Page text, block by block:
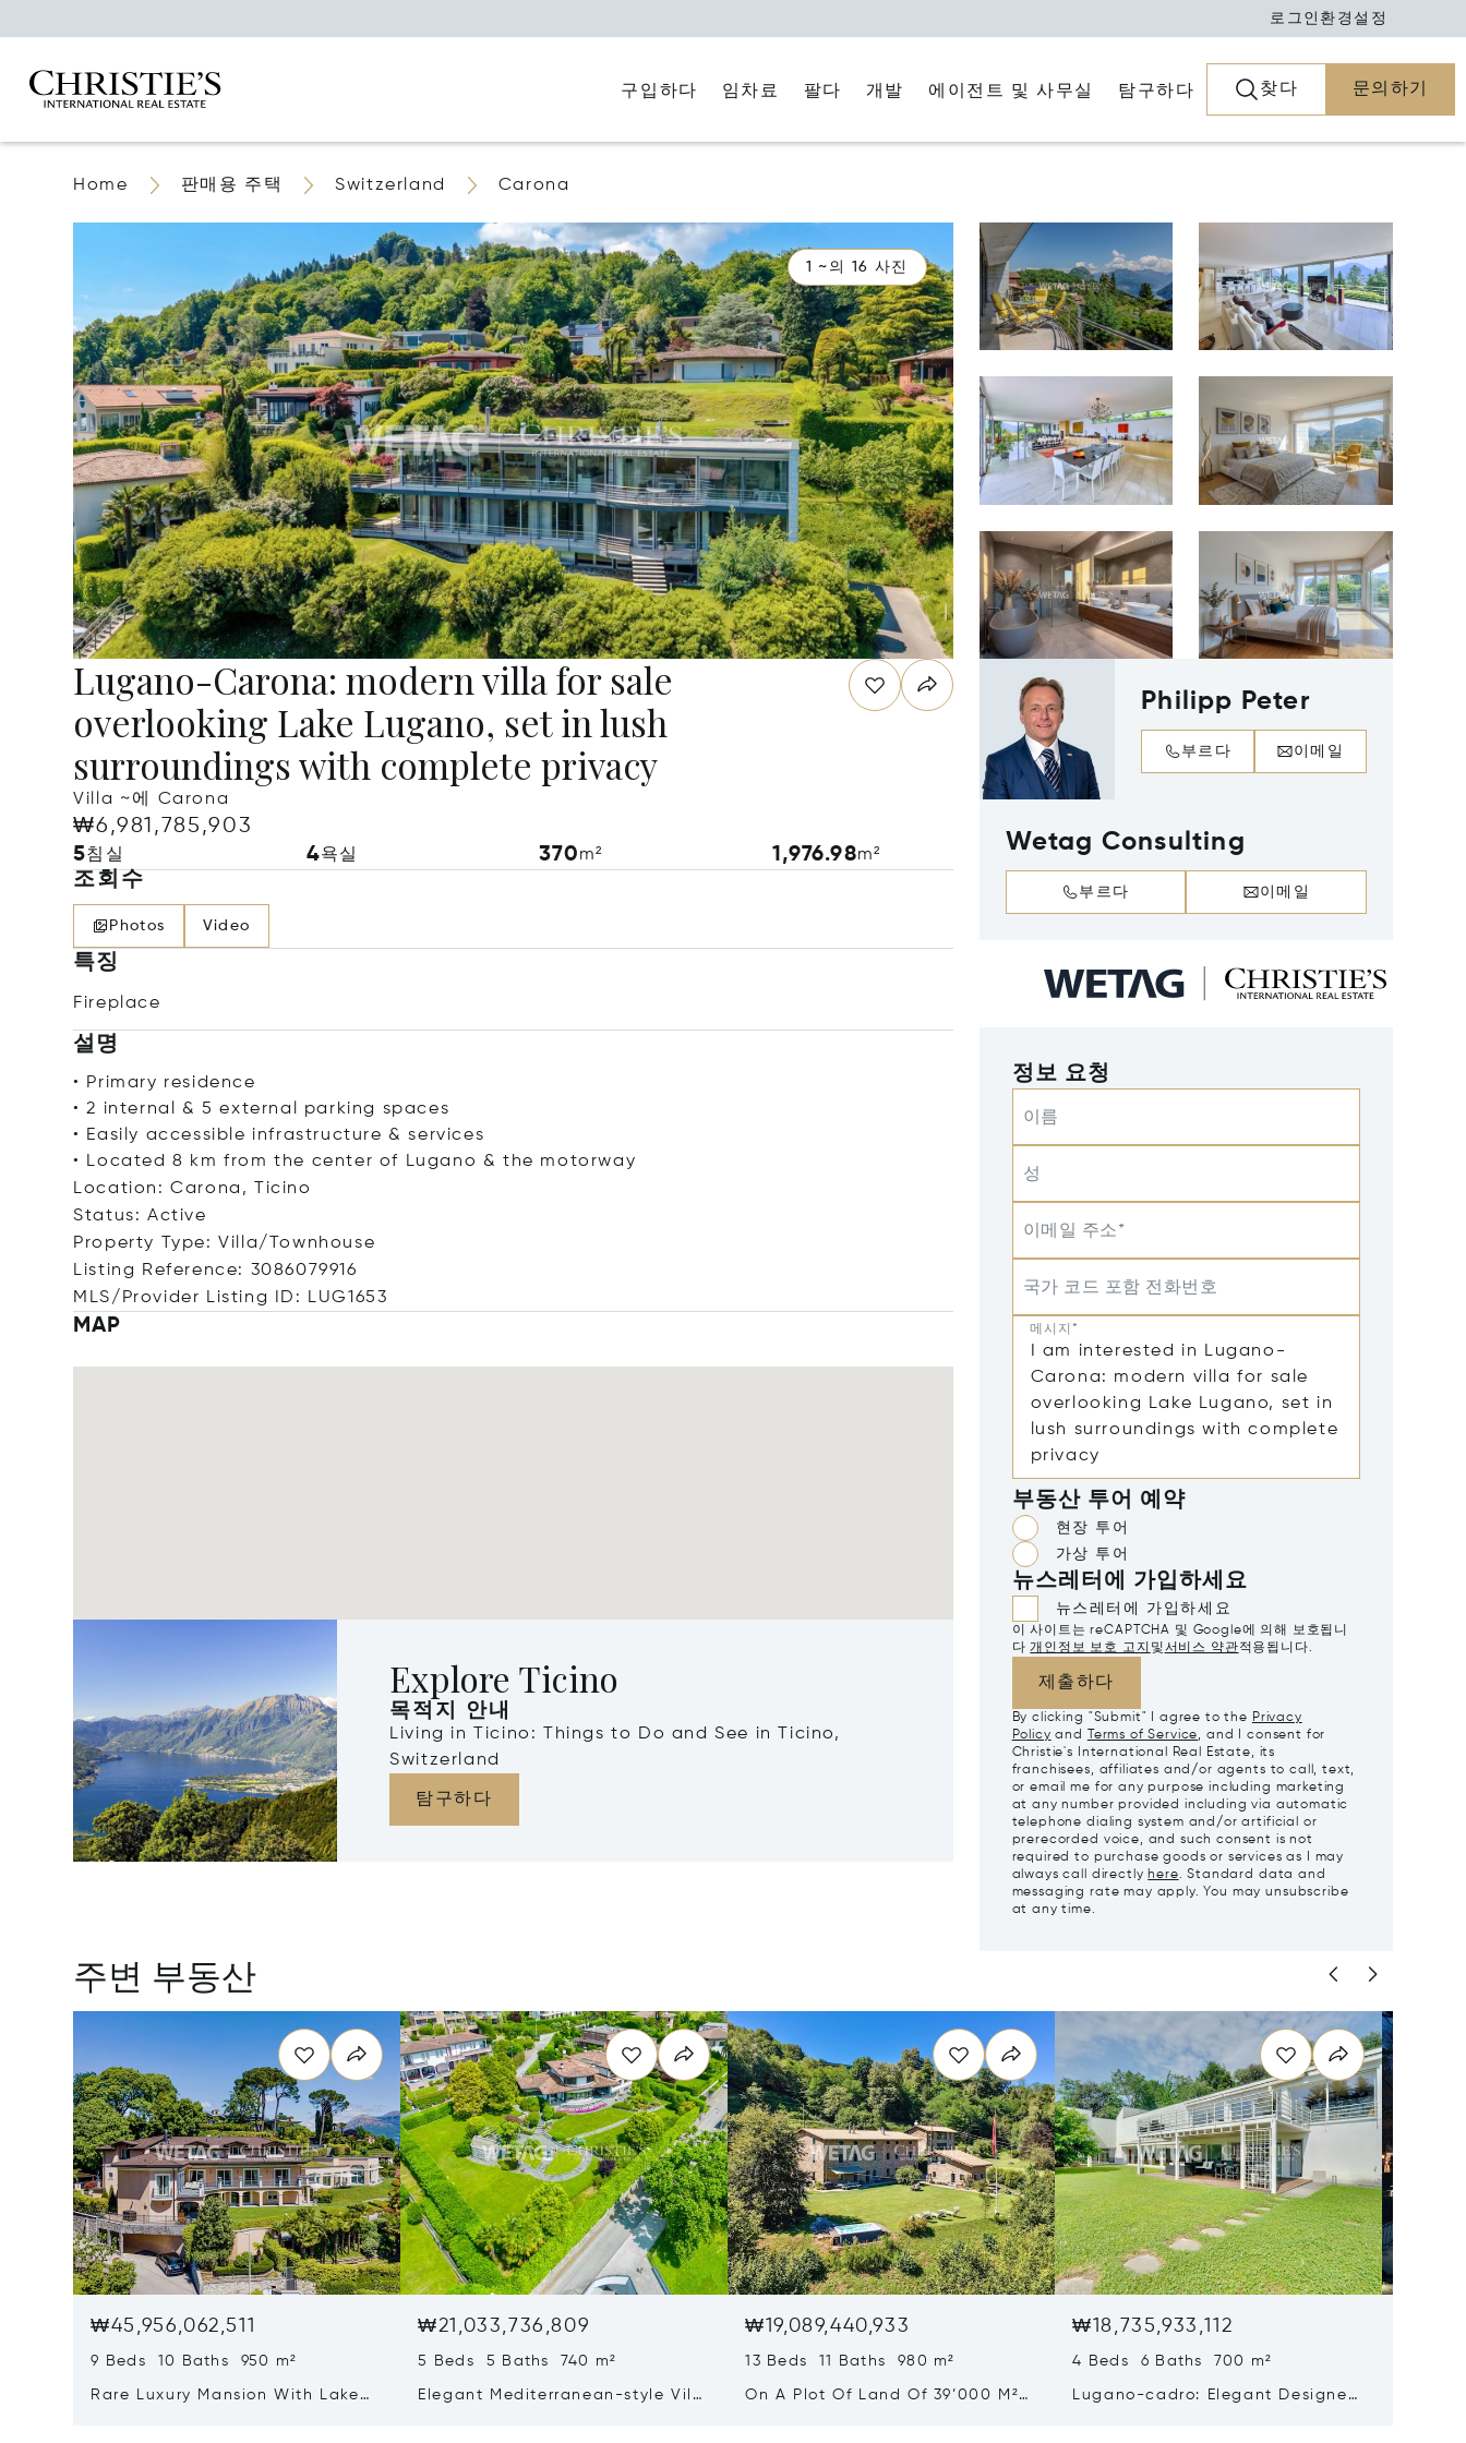
로그인 환경설정
구입하다 임차료 팔다 개발 에이전트 및 사무실 탐구하다 찾다 문의하기
Home 판매용 주택 Switzerland Carona
1 ~의 16 사진
Lugano-Carona: modern villa for sale
overlooking Lake Lugano, set in lush
surroundings with complete privacy
Villa ~에 Carona
₩6,981,785,903
5침실 4욕실 370m² 1,976.98m²
조회수
Photos Video
특징
Fireplace
설명
• Primary residence
• 2 internal & 5 external parking spaces
• Easily accessible infrastructure & services
• Located 8 km from the center of Lugano & the motorway
Location: Carona, Ticino
Status: Active
Property Type: Villa/Townhouse
Listing Reference: 3086079916
MLS/Provider Listing ID: LUG1653
MAP
Explore Ticino
목적지 안내
Living in Ticino: Things to Do and See in Ticino,
Switzerland
탐구하다
Philipp Peter
부르다 이메일
Wetag Consulting
부르다 이메일
정보 요청
이름
성
이메일 주소*
국가 코드 포함 전화번호
메시지*
부동산 투어 예약
현장 투어
가상 투어
뉴스레터에 가입하세요
뉴스레터에 가입하세요
이 사이트는 reCAPTCHA 및 Google에 의해 보호됩니
다 개인정보 보호 고지 및서비스 약관적용됩니다.
제출하다
By clicking "Submit" I agree to the Privacy
Policy and Terms of Service, and I consent for
Christie's International Real Estate, its
franchisees, affiliates and/or agents to call, text,
or email me for any purpose including marketing
at any number provided including via automatic
telephone dialing system and/or artificial or
prerecorded voice, and such consent is not
required to purchase goods or services as I may
always call directly here. Standard data and
messaging rate may apply. You may unsubscribe
at any time.
주변 부동산
₩45,956,062,511
9 Beds 10 Baths 950 m²
Rare Luxury Mansion With Lake
₩21,033,736,809
5 Beds 5 Baths 740 m²
Elegant Mediterranean-style Villa
₩19,089,440,933
13 Beds 11 Baths 980 m²
On A Plot Of Land Of 39’000 M²
₩18,735,933,112
4 Beds 6 Baths 700 m²
Lugano-cadro: Elegant Designer